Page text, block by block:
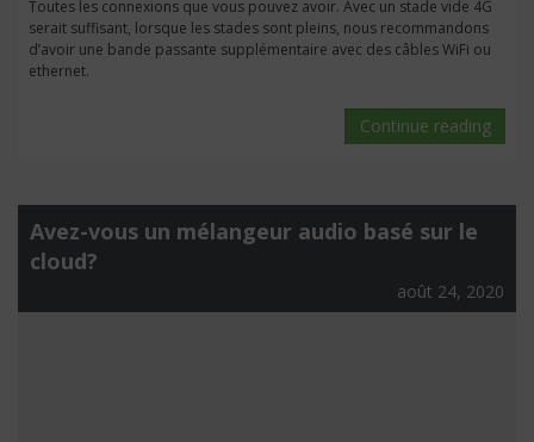
Toutes les connexions que vous pouvez avoir. Avec un stade vide 4G
serait suffisant, lorsque les stades sont pleins, nous recommandons
d’avoir une bande passante supplémentaire avec des câbles WiFi ou
ethernet.
Continue reading
Avez-vous un mélangeur audio basé sur le
cloud?
août 24, 2020